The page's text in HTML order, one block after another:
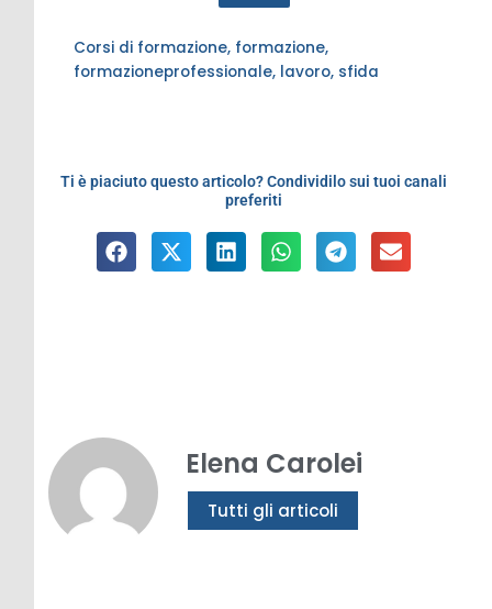
Corsi di formazione, formazione,
formazioneprofessionale, lavoro, sfida
Ti è piaciuto questo articolo? Condividilo sui tuoi canali
preferiti
Elena Carolei
Tutti gli articoli